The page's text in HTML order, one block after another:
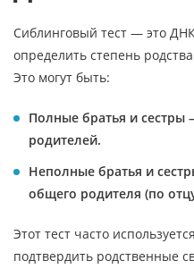
Сиблинговый тест — это
определить степень
Это могут быть:
Полные братья и
родителей.
Неполные братья и
общего родителя (по
Этот тест часто
подтвердить родственные